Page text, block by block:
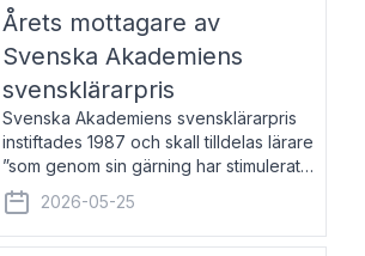
Årets mottagare av
Svenska Akademiens
svensklärarpris
Svenska Akademiens svensklärarpris
instiftades 1987 och skall tilldelas lärare
”som genom sin gärning har stimulerat
intresset hos unga människor för
svenska språket och litteraturen”.
Prisutdelning och samtal med
2026-05-25